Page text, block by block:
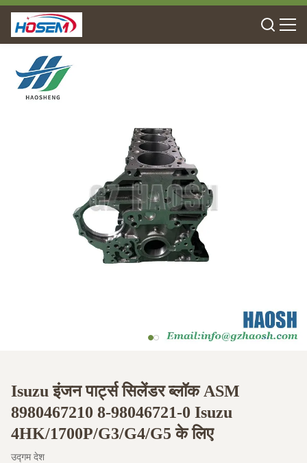
Isuzu इंजन पार्ट्स सिलेंडर ब्लॉक ASM
8980467210 8-98046721-0 Isuzu
4HK/1700P/G3/G4/G5 के लिए
उद्गम देश